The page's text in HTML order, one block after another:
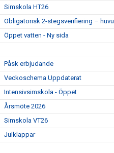
Simskola HT26
Obligatorisk 2-stegsverifiering –
Öppet vatten - Ny sida
Påsk erbjudande
Veckoschema Uppdaterat
Intensivsimskola - Öppet
Årsmöte 2026
Simskola VT26
Julklappar